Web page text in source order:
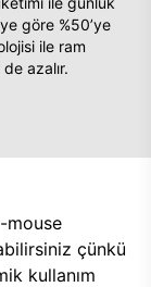
göre %50’ye
ile ram
azalır.
mouse
çünkü
kullanım